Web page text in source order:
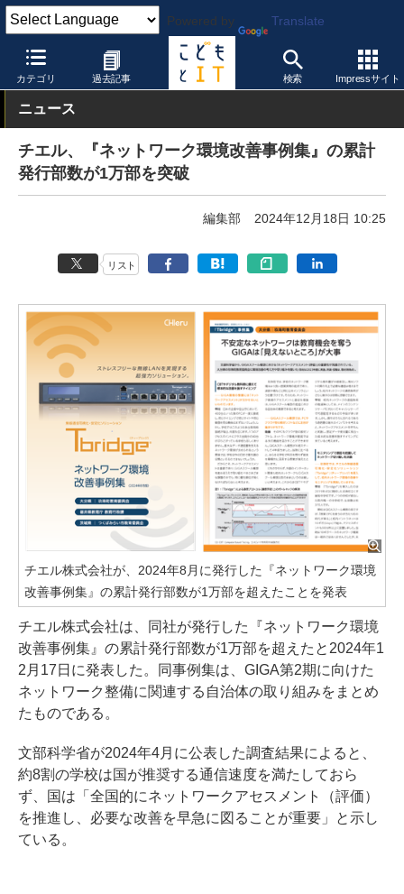
Powered by Translate
カテゴリ 過去記事 検索 Impressサイト
こどもとIT 製品・サービス
ニュース
チエル、『ネットワーク環境改善事例集』の累計
発行部数が1万部を突破
編集部 2024年12月18日 10:25
リスト
チエル株式会社が、2024年8月に発行した『ネットワーク環境
改善事例集』の累計発行部数が1万部を超えたことを発表
チエル株式会社は、同社が発行した『ネットワーク環境
改善事例集』の累計発行部数が1万部を超えたと2024年1
2月17日に発表した。同事例集は、GIGA第2期に向けた
ネットワーク整備に関連する自治体の取り組みをまとめ
たものである。
文部科学省が2024年4月に公表した調査結果によると、
約8割の学校は国が推奨する通信速度を満たしておら
ず、国は「全国的にネットワークアセスメント（評価）
を推進し、必要な改善を早急に図ることが重要」と示し
ている。